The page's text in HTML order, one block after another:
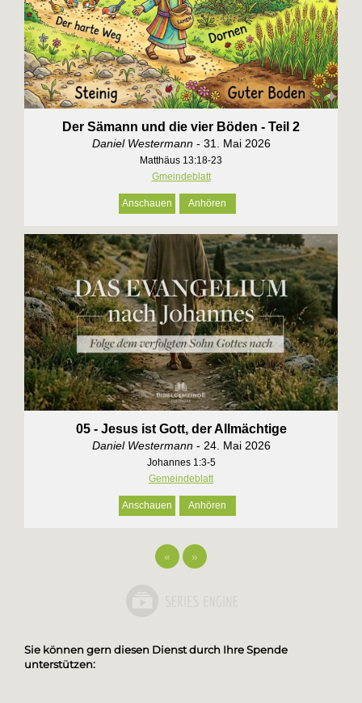
Der Sämann und die vier Böden - Teil 2
Daniel Westermann- 31. Mai 2026
Matthäus 13:18-23
Gmeindeblatt
Anschauen Anhören
05 - Jesus ist Gott, der Allmächtige
Daniel Westermann- 24. Mai 2026
Johannes 1:3-5
Gemeindeblatt
Anschauen Anhören
« »
Sie können gern diesen Dienst durch Ihre Spende
unterstützen: